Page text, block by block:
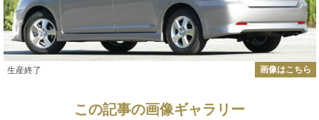
生産終了 画像はこちら
この記事の画像ギャラリー